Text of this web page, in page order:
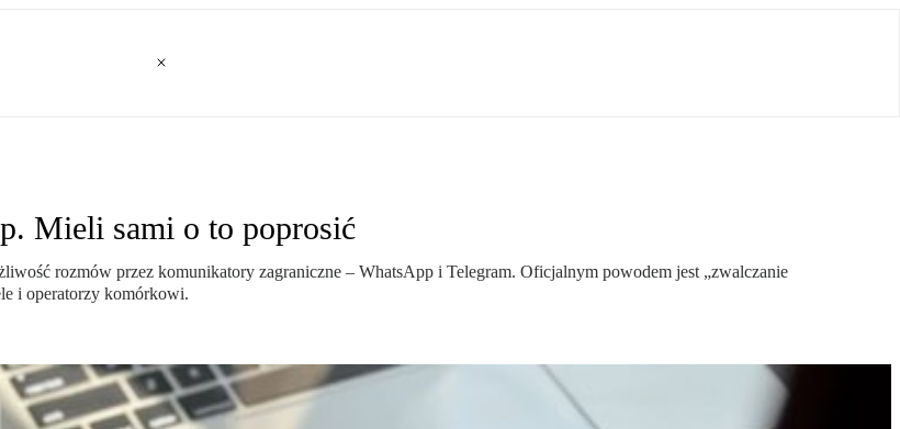
Mieli sami o to poprosić
rozmów przez komunikatory zagraniczne – WhatsApp i Telegram. Oficjalnym powodem jest „zwalczanie
i operatorzy komórkowi.